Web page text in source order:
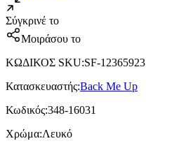
Σύγκρινέ το
Μοιράσου το
ΚΩΔΙΚΟΣ SKU:SF-12365923
Κατασκευαστής:Back Me Up
Κωδικός:348-16031
Χρώμα:Λευκό